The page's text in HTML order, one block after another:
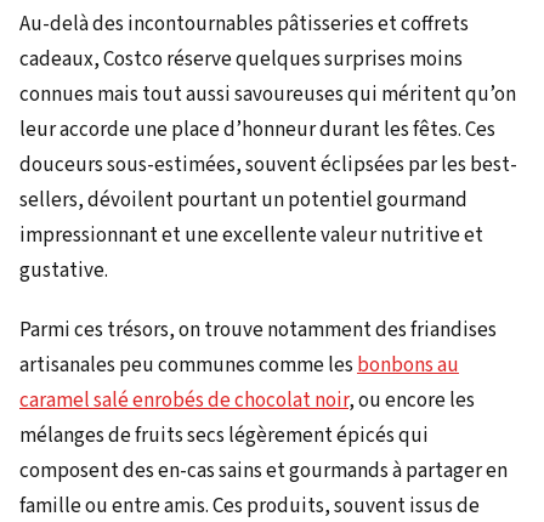
Au-delà des incontournables pâtisseries et coffrets
cadeaux, Costco réserve quelques surprises moins
connues mais tout aussi savoureuses qui méritent qu’on
leur accorde une place d’honneur durant les fêtes. Ces
douceurs sous-estimées, souvent éclipsées par les best-
sellers, dévoilent pourtant un potentiel gourmand
impressionnant et une excellente valeur nutritive et
gustative.
Parmi ces trésors, on trouve notamment des friandises
artisanales peu communes comme lesbonbons au
caramel salé enrobés de chocolat noir, ou encore les
mélanges de fruits secs légèrement épicés qui
composent des en-cas sains et gourmands à partager en
famille ou entre amis. Ces produits, souvent issus de